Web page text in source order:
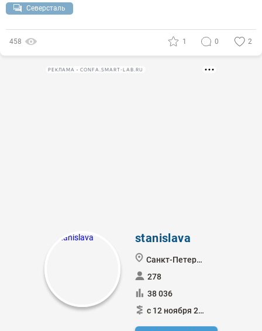
Северсталь
458 1 0 2
РЕКЛАМА • CONFA.SMART-LAB.RU
stanislava
Санкт-Петербург
278
38 036
с 12 ноября 2016